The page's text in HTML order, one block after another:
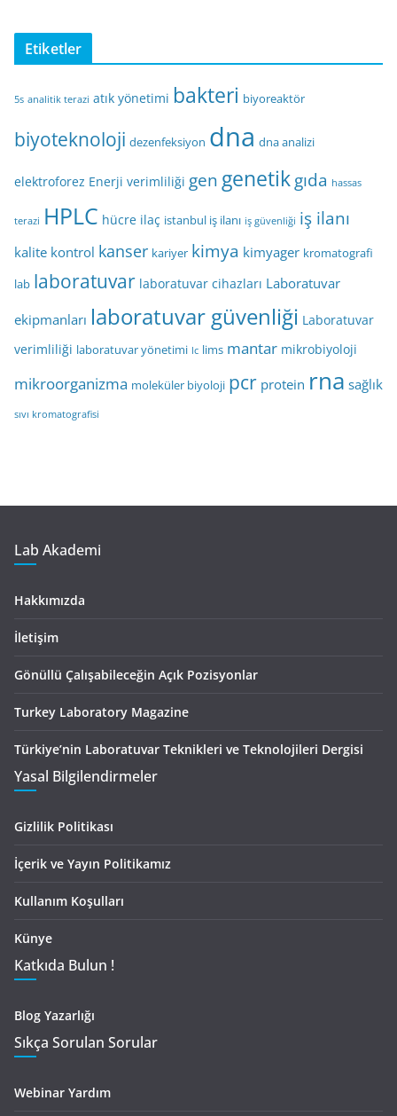
Etiketler
5s analitik terazi atık yönetimi bakteri biyoreaktör
biyoteknoloji dezenfeksiyon dna dna analizi
elektroforez Enerji verimliliği gen genetikgıda hassas
terazi HPLC hücre ilaç istanbul iş ilanı iş güvenliği iş ilanı
kalite kontrol kanser kariyer kimya kimyager kromatografi
lab laboratuvar laboratuvar cihazları Laboratuvar
ekipmanları laboratuvar güvenliği Laboratuvar
verimliliği laboratuvar yönetimi lc lims mantar mikrobiyoloji
mikroorganizma moleküler biyoloji pcr protein rna sağlık
sıvı kromatografisi
Lab Akademi
Hakkımızda
İletişim
Gönüllü Çalışabileceğin Açık Pozisyonlar
Turkey Laboratory Magazine
Türkiye’nin Laboratuvar Teknikleri ve Teknolojileri Dergisi
Yasal Bilgilendirmeler
Gizlilik Politikası
İçerik ve Yayın Politikamız
Kullanım Koşulları
Künye
Katkıda Bulun !
Blog Yazarlığı
Sıkça Sorulan Sorular
Webinar Yardım